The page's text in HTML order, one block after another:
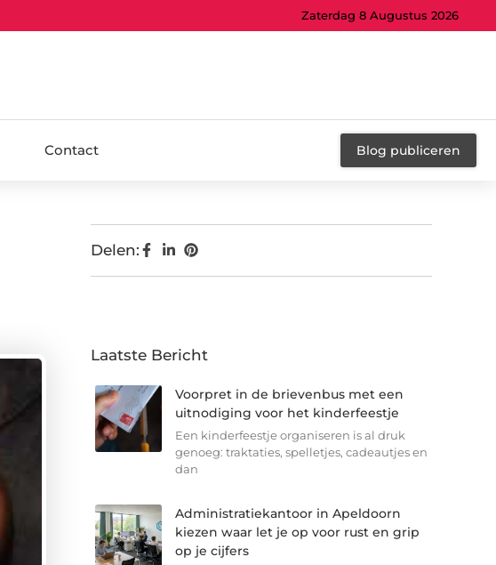
Zaterdag 8 Augustus 2026
Contact Blog publiceren
Delen:
Laatste Bericht
Voorpret in de brievenbus met een
uitnodiging voor het kinderfeestje
Een kinderfeestje organiseren is al druk
genoeg: traktaties, spelletjes, cadeautjes en
dan
Administratiekantoor in Apeldoorn
kiezen waar let je op voor rust en grip
op je cijfers